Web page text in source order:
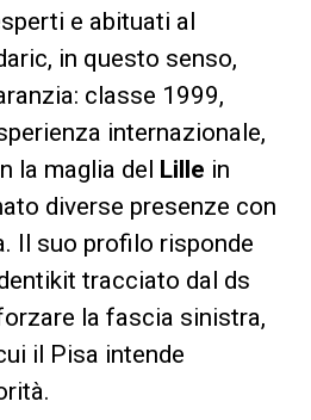
e abituati al
in questo senso,
classe 1999,
internazionale,
la maglia del Lille in
diverse presenze con
Il suo profilo risponde
tracciato dal ds
la fascia sinistra,
il Pisa intende